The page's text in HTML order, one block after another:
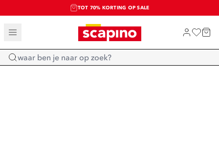
TOT 70% KORTING OP SALE
SALE: LAATSTE KANS!
SHOP NIEUW
Home